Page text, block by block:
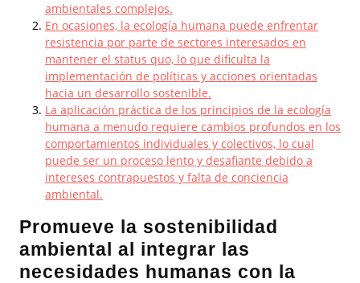
ambientales complejos.
En ocasiones, la ecología humana puede enfrentar
resistencia por parte de sectores interesados en
mantener el status quo, lo que dificulta la
implementación de políticas y acciones orientadas
hacia un desarrollo sostenible.
La aplicación práctica de los principios de la ecología
humana a menudo requiere cambios profundos en los
comportamientos individuales y colectivos, lo cual
puede ser un proceso lento y desafiante debido a
intereses contrapuestos y falta de conciencia
ambiental.
Promueve la sostenibilidad
ambiental al integrar las
necesidades humanas con la